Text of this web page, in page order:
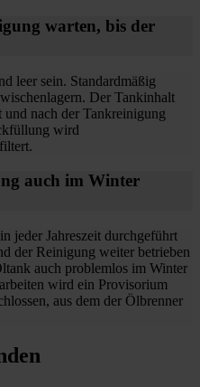
warten, bis der
leer sein. Standardmäßig
Der Tankinhalt
nach der Tankreinigung
wird
auch im Winter
jeder Jahreszeit durchgeführt
der Reinigung weiter betrieben
auch problemlos im Winter
wird ein Provisorium
aus dem der Ölbrenner